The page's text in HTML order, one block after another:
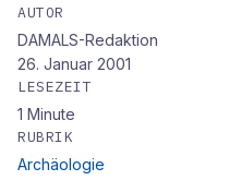
Parteien sehen
Brennstoffzellen
AUTOR
DAMALS-Redaktion
26. Januar 2001
LESEZEIT
1 Minute
RUBRIK
Archäologie